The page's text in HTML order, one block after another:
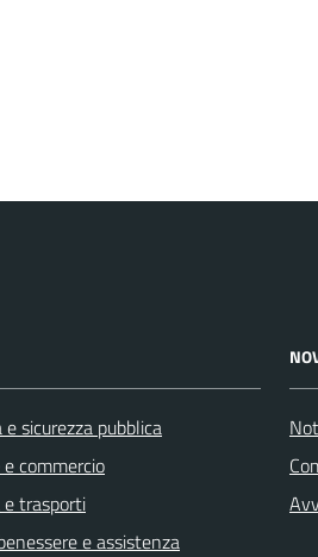
e sicurezza pubblica
commercio
trasporti
e assistenza